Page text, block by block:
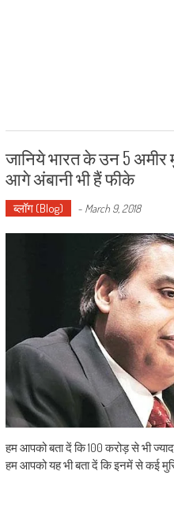
जानिये भारत के उन 5
आगे अंबानी भी हैं फीके
ब्लॉग (Blog) - March 9, 2018
हम आपको बता दें कि 100 करोड़ से भी
हम आपको यह भी बता दें कि इनमें से कई